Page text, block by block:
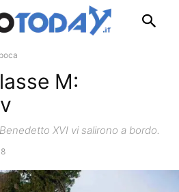
M:
XVI vi salirono a bordo.